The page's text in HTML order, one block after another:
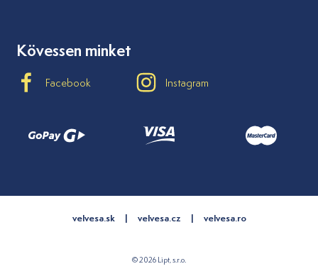
Kövessen minket
Facebook Instagram
© 2026 Lipt, s.r.o.
velvesa.sk velvesa.cz velvesa.ro